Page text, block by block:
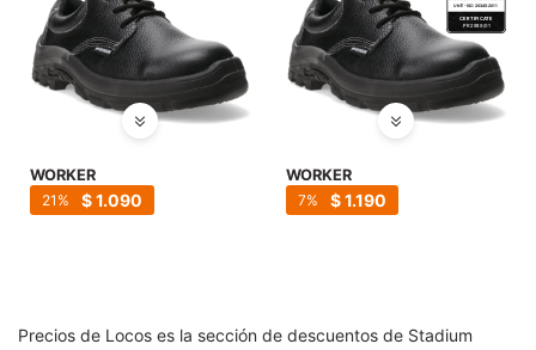
WORKER
$1.090
21
WORKER
$1.190
7
Precios de Locos es la sección de descuentos de Stadium